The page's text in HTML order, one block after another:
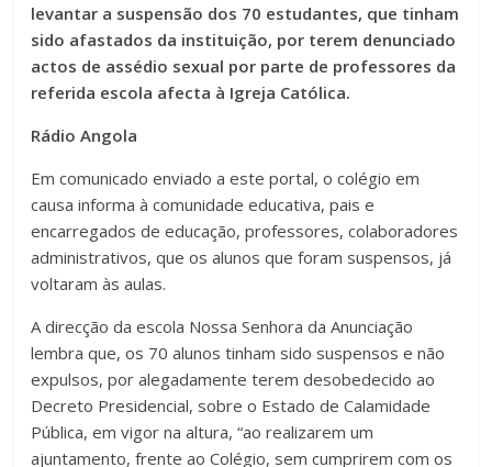
levantar a suspensão dos 70 estudantes, que tinham
sido afastados da instituição, por terem denunciado
actos de assédio sexual por parte de professores da
referida escola afecta à Igreja Católica.
Rádio Angola
Em comunicado enviado a este portal, o colégio em
causa informa à comunidade educativa, pais e
encarregados de educação, professores, colaboradores
administrativos, que os alunos que foram suspensos, já
voltaram às aulas.
A direcção da escola Nossa Senhora da Anunciação
lembra que, os 70 alunos tinham sido suspensos e não
expulsos, por alegadamente terem desobedecido ao
Decreto Presidencial, sobre o Estado de Calamidade
Pública, em vigor na altura, “ao realizarem um
ajuntamento, frente ao Colégio, sem cumprirem com os